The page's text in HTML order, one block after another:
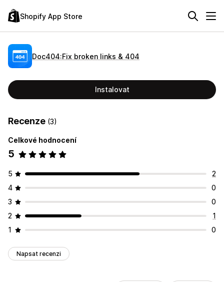
Shopify App Store
Doc404:Fix broken links & 404
Instalovat
Recenze (3)
Celkové hodnocení
5
5
2
4
0
3
0
2
1
1
0
Napsat recenzi